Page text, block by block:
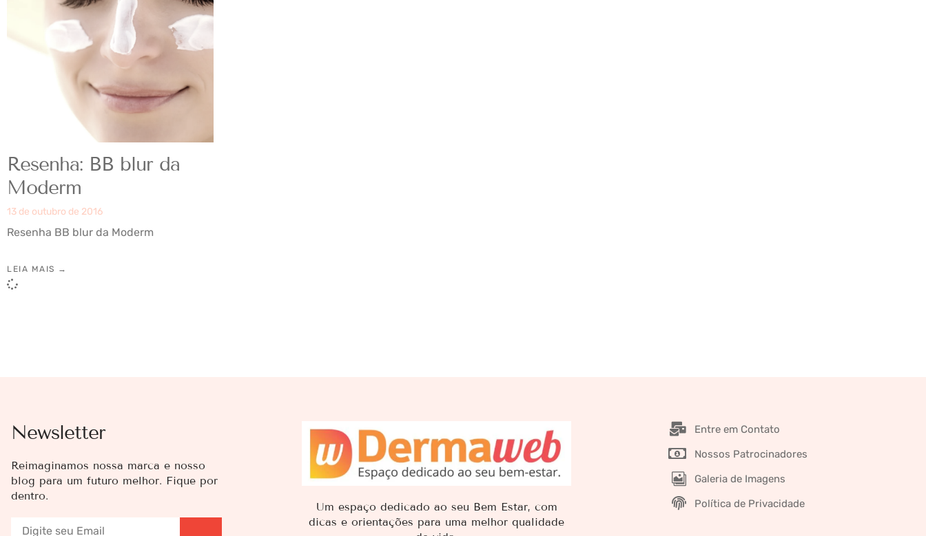
Resenha: BB blur da
Moderm
13 de outubro de 2016
Resenha BB blur da Moderm
LEIA MAIS →
Newsletter
Reimaginamos nossa marca e nosso
blog para um futuro melhor. Fique por
dentro.
Um espaço dedicado ao seu Bem Estar, com
dicas e orientações para uma melhor qualidade
Entre em Contato
Nossos Patrocinadores
Galeria de Imagens
Política de Privacidade